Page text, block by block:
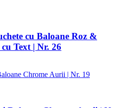
cu Baloane Roz &
Text | Nr. 26